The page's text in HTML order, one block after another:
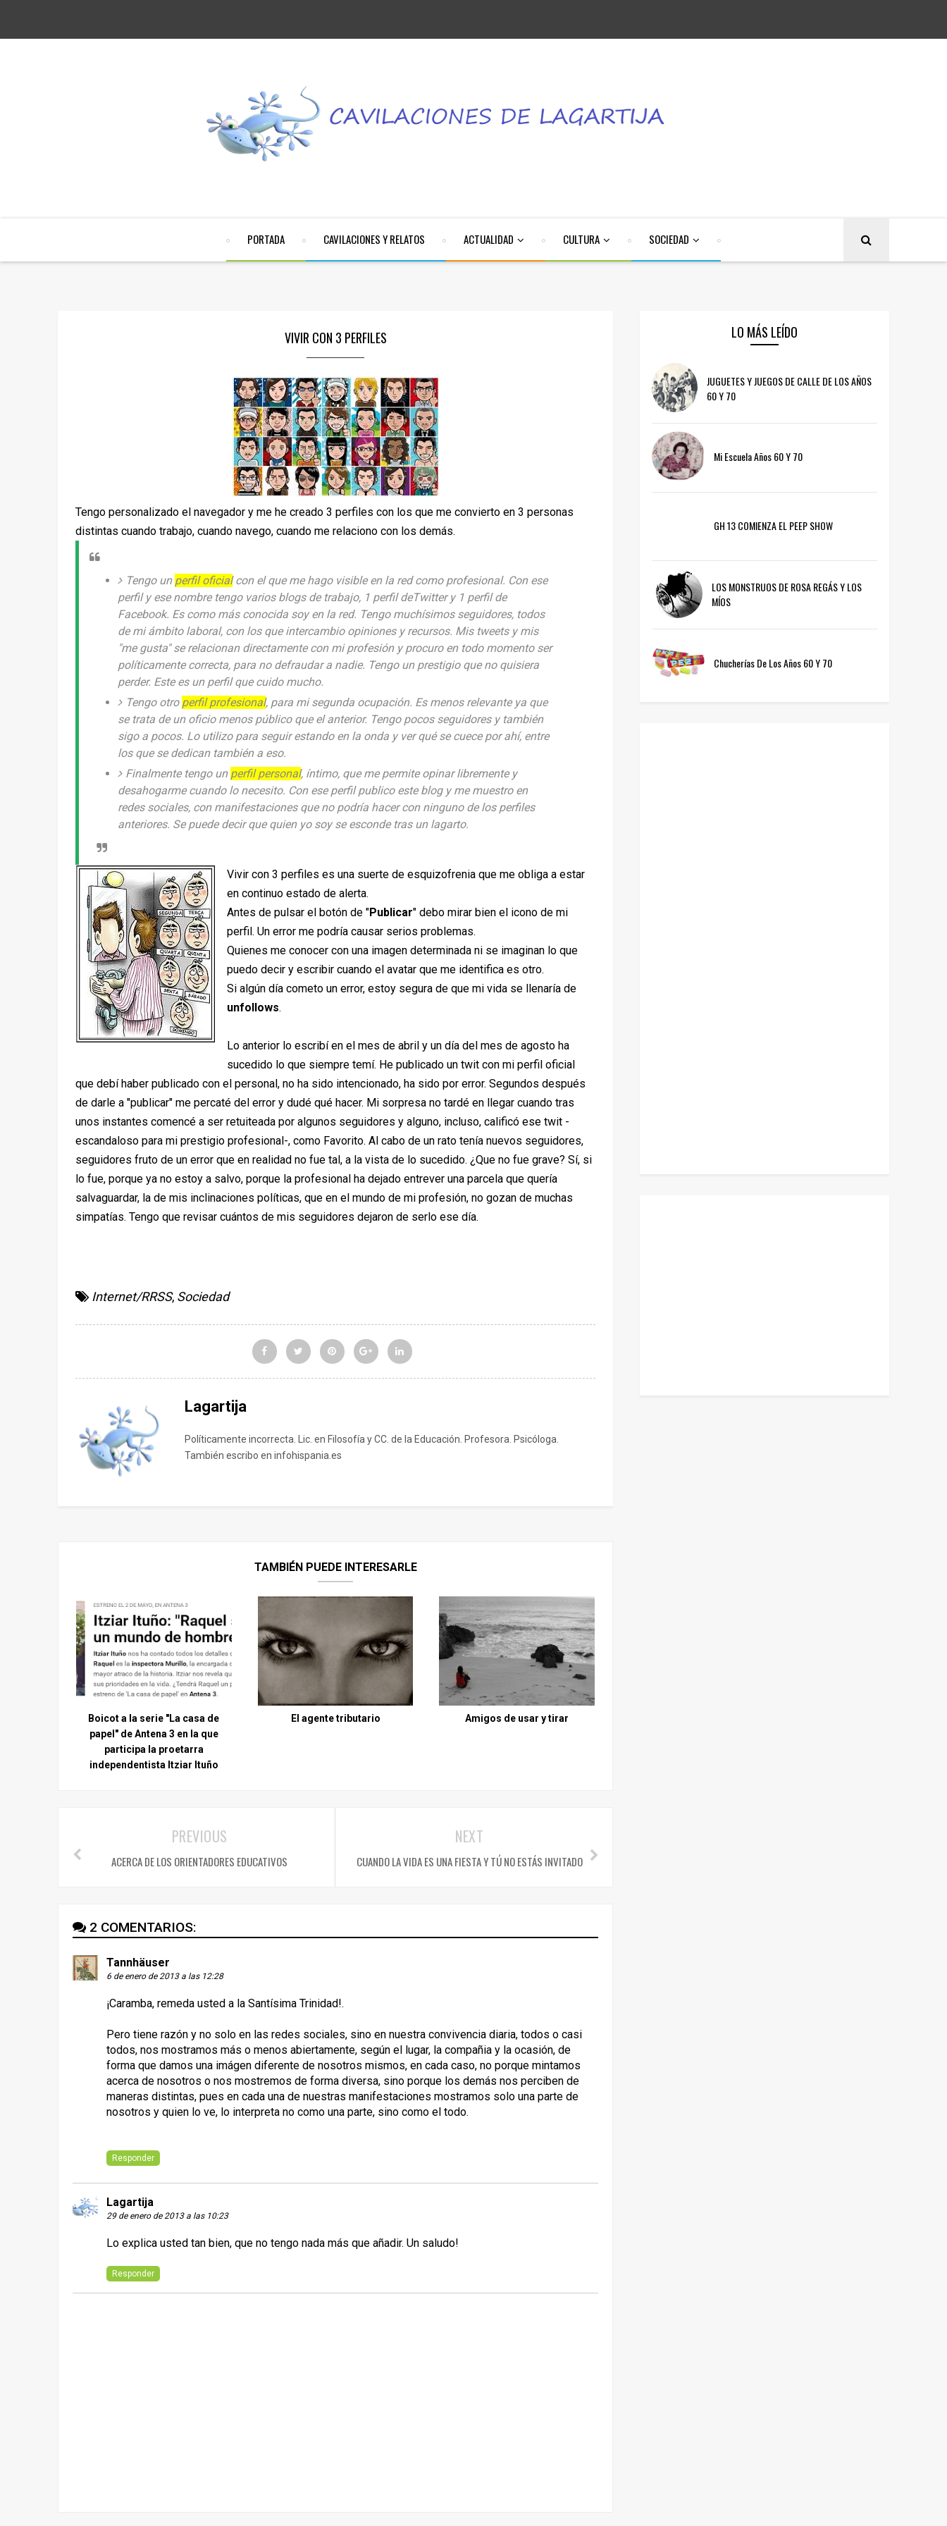
PORTADA CAVILACIONES Y RELATOS ACTUALIDAD CULTURA SOCIEDAD
VIVIR CON 3 PERFILES
Tengo personalizado el navegador y me he creado 3 perfiles con los que me convierto en 3 personas
distintas cuando trabajo, cuando navego, cuando me relaciono con los demás.
Tengo un perfil oficialcon el que me hago visible en la red como profesional. Con ese
perfil y ese nombre tengo varios blogs de trabajo, 1 perfil deTwitter y 1 perfil de
Facebook. Es como más conocida soy en la red. Tengo muchísimos seguidores, todos
de mi ámbito laboral, con los que intercambio opiniones y recursos. Mis tweets y mis
"me gusta" se relacionan directamente con mi profesión y procuro en todo momento ser
políticamente correcta, para no defraudar a nadie. Tengo un prestigio que no quisiera
perder. Este es un perfil que cuido mucho.
Tengo otro perfil profesional, para mi segunda ocupación. Es menos relevante ya que
se trata de un oficio menos público que el anterior. Tengo pocos seguidores y también
sigo a pocos. Lo utilizo para seguir estando en la onda y ver qué se cuece por ahí, entre
los que se dedican también a eso.
Finalmente tengo un perfil personal, íntimo, que me permite opinar libremente y
desahogarme cuando lo necesito. Con ese perfil publico este blog y me muestro en
redes sociales, con manifestaciones que no podría hacer con ninguno de los perfiles
anteriores. Se puede decir que quien yo soy se esconde tras un lagarto.
Vivir con 3 perfiles es una suerte de esquizofrenia que me obliga a estar
en continuo estado de alerta.
Antes de pulsar el botón de "Publicar" debo mirar bien el icono de mi
perfil. Un error me podría causar serios problemas.
Quienes me conocer con una imagen determinada ni se imaginan lo que
puedo decir y escribir cuando el avatar que me identifica es otro.
Si algún día cometo un error, estoy segura de que mi vida se llenaría de
unfollows.
Lo anterior lo escribí en el mes de abril y un día del mes de agosto ha
sucedido lo que siempre temí. He publicado un twit con mi perfil oficial
que debí haber publicado con el personal, no ha sido intencionado, ha sido por error. Segundos después
de darle a "publicar" me percaté del error y dudé qué hacer. Mi sorpresa no tardé en llegar cuando tras
unos instantes comencé a ser retuiteada por algunos seguidores y alguno, incluso, calificó ese twit -
escandaloso para mi prestigio profesional-, como Favorito. Al cabo de un rato tenía nuevos seguidores,
seguidores fruto de un error que en realidad no fue tal, a la vista de lo sucedido. ¿Que no fue grave? Sí, si
lo fue, porque ya no estoy a salvo, porque la profesional ha dejado entrever una parcela que quería
salvaguardar, la de mis inclinaciones políticas, que en el mundo de mi profesión, no gozan de muchas
simpatías. Tengo que revisar cuántos de mis seguidores dejaron de serlo ese día.
Internet/RRSS, Sociedad
Lagartija
Políticamente incorrecta. Lic. en Filosofía y CC. de la Educación. Profesora. Psicóloga.
También escribo en infohispania.es
TAMBIÉN PUEDE INTERESARLE
Boicot a la serie "La casa de
papel" de Antena 3 en la que
participa la proetarra
independentista Itziar Ituño
El agente tributario Amigos de usar y tirar
NEXT
CUANDO LA VIDA ES UNA FIESTA Y TÚ NO ESTÁS INVITADO
PREVIOUS
ACERCA DE LOS ORIENTADORES EDUCATIVOS
2 COMENTARIOS:
Tannhäuser
6 de enero de 2013 a las 12:28
¡Caramba, remeda usted a la Santísima Trinidad!.
Pero tiene razón y no solo en las redes sociales, sino en nuestra convivencia diaria, todos o casi
todos, nos mostramos más o menos abiertamente, según el lugar, la compañia y la ocasión, de
forma que damos una imágen diferente de nosotros mismos, en cada caso, no porque mintamos
acerca de nosotros o nos mostremos de forma diversa, sino porque los demás nos perciben de
maneras distintas, pues en cada una de nuestras manifestaciones mostramos solo una parte de
nosotros y quien lo ve, lo interpreta no como una parte, sino como el todo.
Responder
Lagartija
29 de enero de 2013 a las 10:23
Lo explica usted tan bien, que no tengo nada más que añadir. Un saludo!
Responder
LO MÁS LEÍDO
JUGUETES Y JUEGOS DE CALLE DE LOS AÑOS
60 Y 70
Mi Escuela Años 60 Y 70
GH 13 COMIENZA EL PEEP SHOW
LOS MONSTRUOS DE ROSA REGÁS Y LOS
MÍOS
Chucherías De Los Años 60 Y 70